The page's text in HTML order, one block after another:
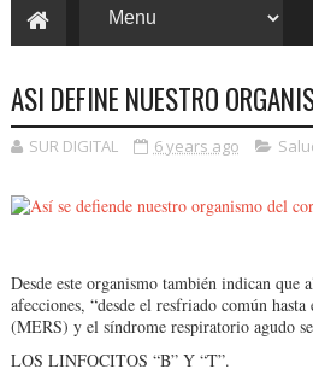
ASI DEFINE NUESTRO
SUR DIGITAL 6 years ago
Desde este organismo también indican que
afecciones, “desde el resfriado común
(MERS) y el síndrome respiratorio agudo
LOS LINFOCITOS “B” Y “T”.